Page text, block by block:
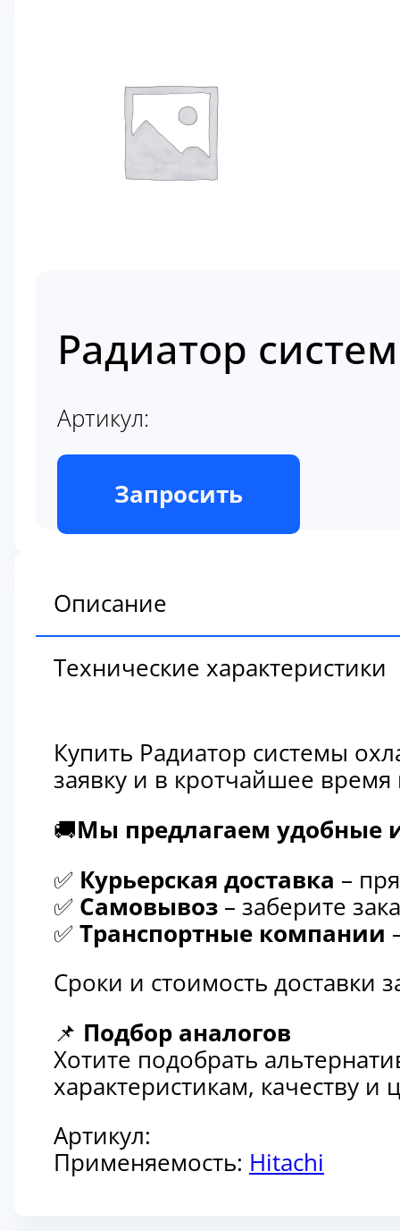
Радиатор
Артикул:
В наличии
Запросить
Описание
Технические характеристики
Купить Радиатор системы
заявку и в кротчайшее
🚚Мы предлагаем удобные
✅ Курьерская доставка –
✅ Самовывоз – заберите
✅ Транспортные компании
Сроки и стоимость доставки
📌 Подбор аналогов
Хотите подобрать
характеристикам, качеству
Артикул:
Применяемость: Hitachi